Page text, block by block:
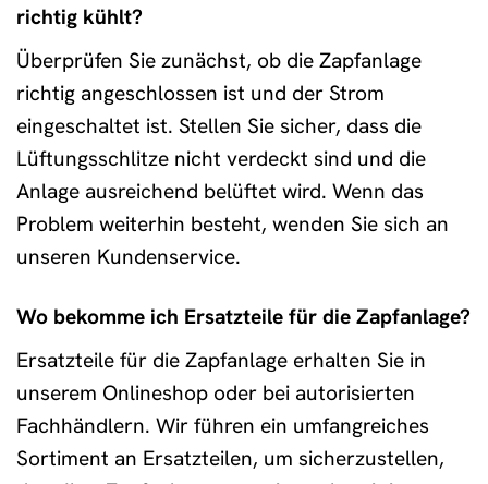
richtig kühlt?
Überprüfen Sie zunächst, ob die Zapfanlage
richtig angeschlossen ist und der Strom
eingeschaltet ist. Stellen Sie sicher, dass die
Lüftungsschlitze nicht verdeckt sind und die
Anlage ausreichend belüftet wird. Wenn das
Problem weiterhin besteht, wenden Sie sich an
unseren Kundenservice.
Wo bekomme ich Ersatzteile für die Zapfanlage?
Ersatzteile für die Zapfanlage erhalten Sie in
unserem Onlineshop oder bei autorisierten
Fachhändlern. Wir führen ein umfangreiches
Sortiment an Ersatzteilen, um sicherzustellen,